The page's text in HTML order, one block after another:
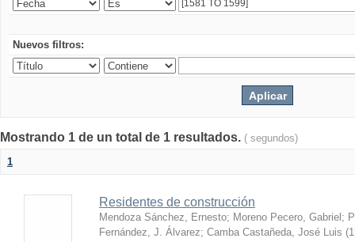
Nuevos filtros:
Mostrando 1 de un total de 1 resultados. ( segundos)
1
Residentes de construcción
Mendoza Sánchez, Ernesto; Moreno Pecero, Gabriel ;
Fernández, J. Álvarez; Camba Castañeda, José Luis (